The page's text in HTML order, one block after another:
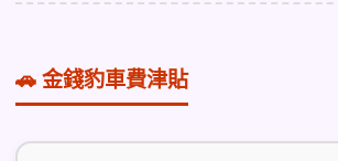
🚗 金錢豹車費津貼